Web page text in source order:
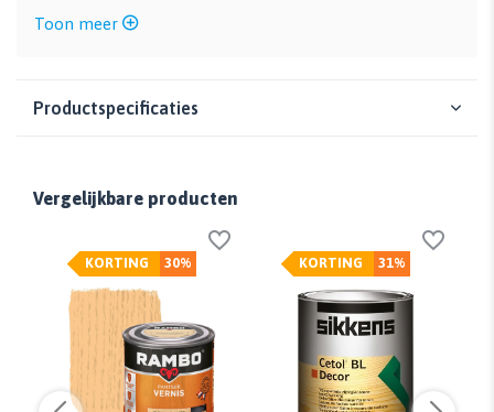
Toon meer
Productspecificaties
Vergelijkbare producten
30%
KORTING 31%
KORTING